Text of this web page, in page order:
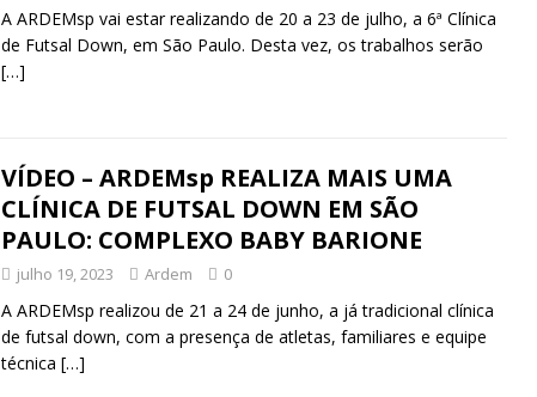
A ARDEMsp vai estar realizando de 20 a 23 de julho, a 6ª Clínica
de Futsal Down, em São Paulo. Desta vez, os trabalhos serão
[…]
VÍDEO – ARDEMsp REALIZA MAIS UMA
CLÍNICA DE FUTSAL DOWN EM SÃO
PAULO: COMPLEXO BABY BARIONE
julho 19, 2023 Ardem 0
A ARDEMsp realizou de 21 a 24 de junho, a já tradicional clínica
de futsal down, com a presença de atletas, familiares e equipe
técnica […]